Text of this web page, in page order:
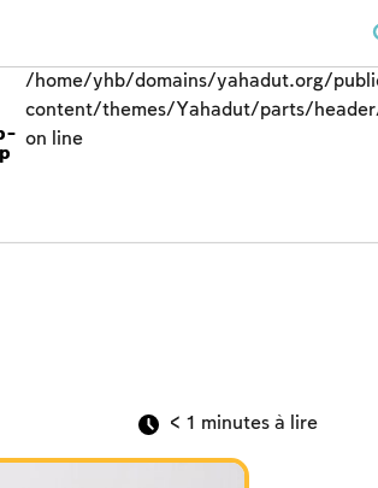
/home/yhb/domains/yahadut.org/
content/themes/Yahadut/parts/
on line
< 1 minutes à lire